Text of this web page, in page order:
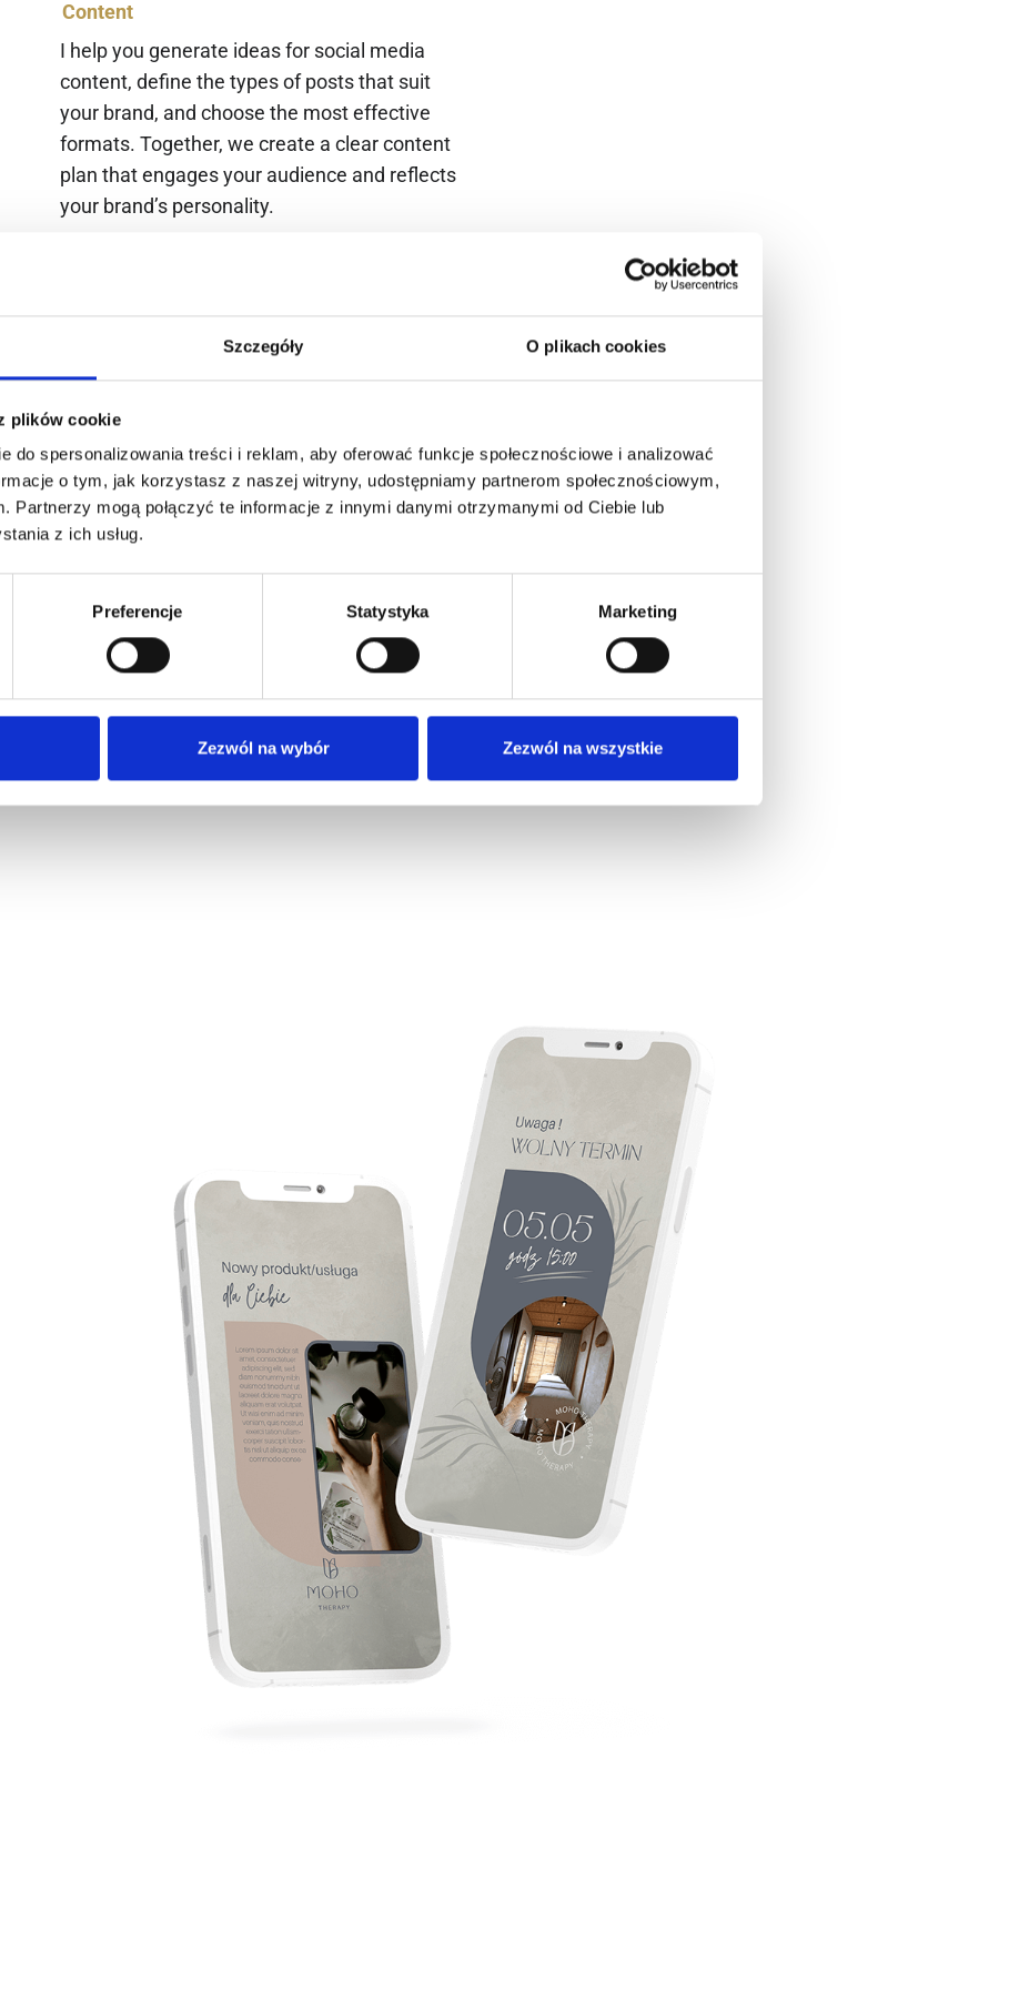
Szczegóły O plikach cookies
plików cookie
do spersonalizowania treści i reklam, aby oferować funkcje społecznościowe i analizować
o tym, jak korzystasz z naszej witryny, udostępniamy partnerom społecznościowym,
Partnerzy mogą połączyć te informacje z innymi danymi otrzymanymi od Ciebie lub
z ich usług.
Preferencje Statystyka Marketing
Zezwól na wybór Zezwól na wszystkie
Content
I help you generate ideas for social media
content, define the types of posts that suit
your brand, and choose the most effective
formats. Together, we create a clear content
plan that engages your audience and reflects
your brand’s personality.
Brand Assets
You will receive a set of unique graphics from
me that are consistent with the style of your
logo and will further distinguish your brand,
such as hand-drawn motifs, small
illustrations, icons, stamps, stickers, post and
story backgrounds, and decorative frames.